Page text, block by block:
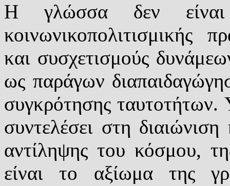
Η γλώσσα δεν είναι
κοινωνικοπολιτισμικής
και συσχετισμούς
ως παράγων
συγκρότησης ταυτοτήτων.
συντελέσει στη
αντίληψης του κόσμου,
είναι το αξίωμα της